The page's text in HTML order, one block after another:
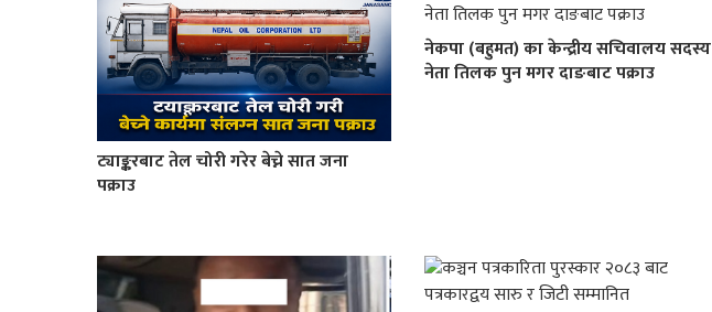
ट्याङ्करबाट तेल चोरी गरेर बेच्ने सात जना
पक्राउ
नेकपा (बहुमत) का केन्द्रीय सचिवालय सदस्य
नेता तिलक पुन मगर दाङबाट पक्राउ